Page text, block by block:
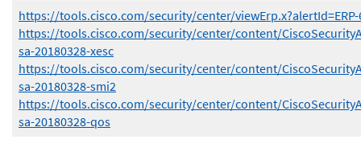
https://tools.cisco.com/security/center/viewErp.x?alertId=ERP-
https://tools.cisco.com/security/center/content/
sa-20180328-xesc
https://tools.cisco.com/security/center/content/
sa-20180328-smi2
https://tools.cisco.com/security/center/content/
sa-20180328-qos